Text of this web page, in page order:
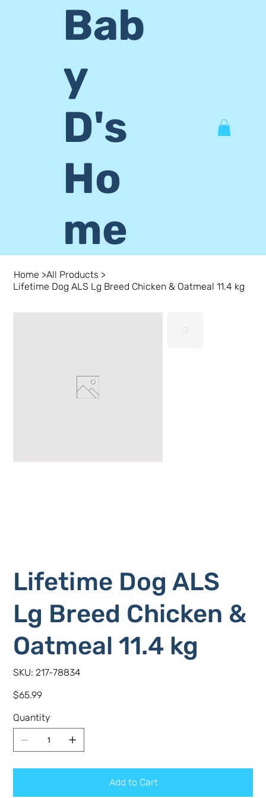
Bab
y
D's
Ho
me
Home >All Products >
Lifetime Dog ALS Lg Breed Chicken & Oatmeal 11.4 kg
Lifetime Dog ALS
Lg Breed Chicken &
Oatmeal 11.4 kg
SKU: SKU
217-
217-78834
Price
$65.99
Quantity
Add to Cart